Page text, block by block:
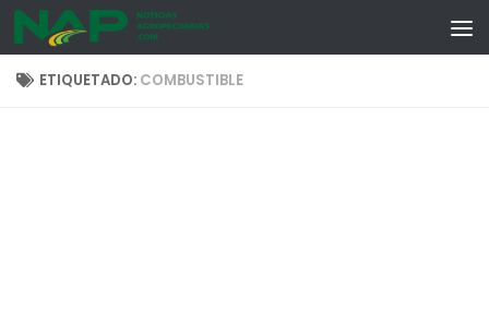
Skip to content
ETIQUETADO: COMBUSTIBLE